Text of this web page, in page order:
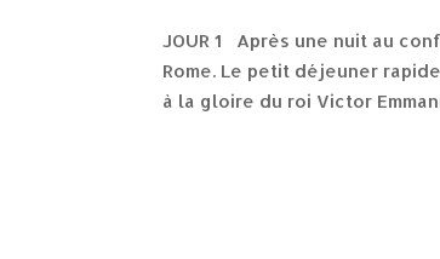
JOUR 1 Après une nuit au
Rome. Le petit déjeuner
à la gloire du roi Victor